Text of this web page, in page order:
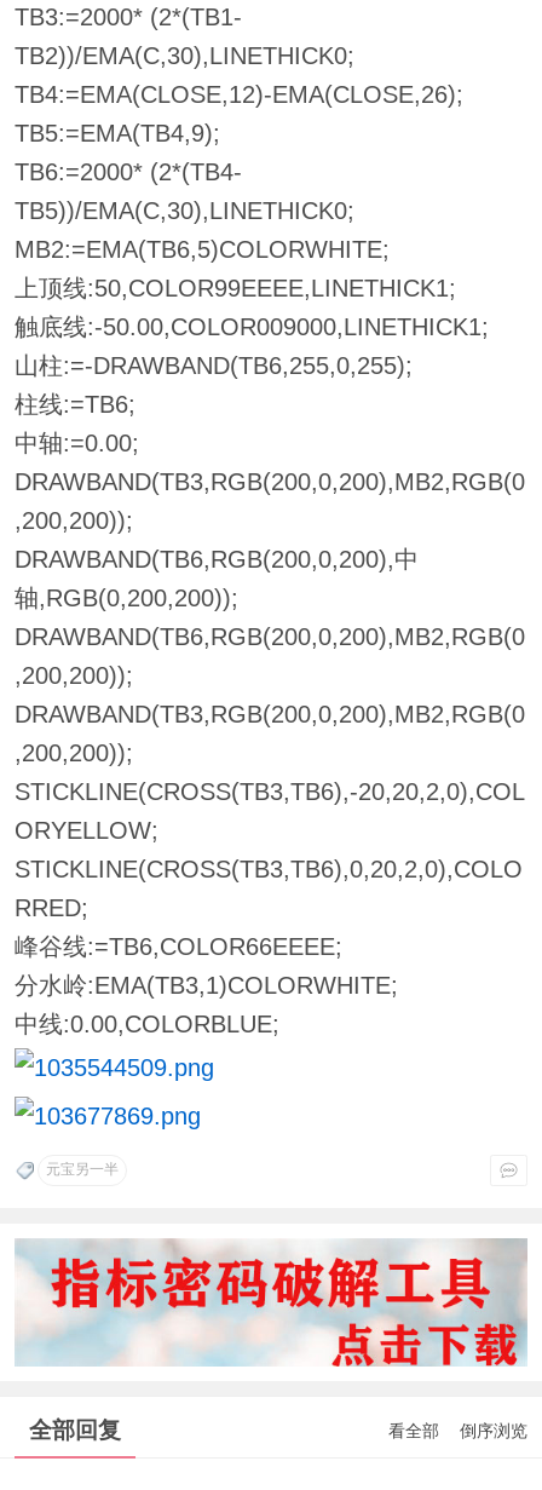
TB3:=2000* (2*(TB1-
TB2))/EMA(C,30),LINETHICK0;
TB4:=EMA(CLOSE,12)-EMA(CLOSE,26);
TB5:=EMA(TB4,9);
TB6:=2000* (2*(TB4-
TB5))/EMA(C,30),LINETHICK0;
MB2:=EMA(TB6,5)COLORWHITE;
上顶线:50,COLOR99EEEE,LINETHICK1;
触底线:-50.00,COLOR009000,LINETHICK1;
山柱:=-DRAWBAND(TB6,255,0,255);
柱线:=TB6;
中轴:=0.00;
DRAWBAND(TB3,RGB(200,0,200),MB2,RGB(0
,200,200));
DRAWBAND(TB6,RGB(200,0,200),中
轴,RGB(0,200,200));
DRAWBAND(TB6,RGB(200,0,200),MB2,RGB(0
,200,200));
DRAWBAND(TB3,RGB(200,0,200),MB2,RGB(0
,200,200));
STICKLINE(CROSS(TB3,TB6),-20,20,2,0),COL
ORYELLOW;
STICKLINE(CROSS(TB3,TB6),0,20,2,0),COLO
RRED;
峰谷线:=TB6,COLOR66EEEE;
分水岭:EMA(TB3,1)COLORWHITE;
中线:0.00,COLORBLUE;
元宝另一半
全部回复 看全部 倒序浏览